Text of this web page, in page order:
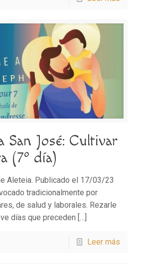
San José: Cultivar
(7º día)
Aleteia. Publicado el 17/03/23
tradicionalmente por
de salud y laborales. Rezarle
días que preceden […]
Leer más